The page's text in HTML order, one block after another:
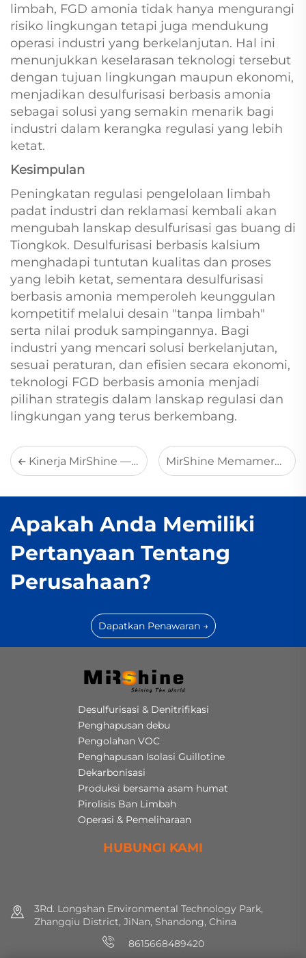
limbah, FGD amonia tidak hanya mengurangi
risiko lingkungan tetapi juga mendukung
operasi industri yang berkelanjutan. Hal ini
menunjukkan keselarasan teknologi tersebut
dengan tujuan lingkungan maupun ekonomi,
menjadikan desulfurisasi berbasis amonia
sebagai solusi yang semakin menarik bagi
industri dalam kerangka regulasi yang lebih
ketat.
Kesimpulan
Peningkatan regulasi pengelolaan limbah
padat industri dan reklamasi kembali akan
mengubah lanskap desulfurisasi gas buang di
Tiongkok. Desulfurisasi berbasis kalsium
menghadapi tuntutan kualitas dan proses
yang lebih ketat, sementara desulfurisasi
berbasis amonia memperoleh keunggulan
kompetitif melalui desain "tanpa limbah"
serta nilai produk sampingannya. Bagi
industri yang mencari solusi berkelanjutan,
sesuai peraturan, dan efisien secara ekonomi,
teknologi FGD berbasis amonia menjadi
pilihan strategis dalam lanskap regulasi dan
lingkungan yang terus berkembang.
Kinerja MirShine — Fujian Yongrong: Proyek Desulfurisasi Berbasis Amonia Satuan Tunggal Terbesar di Tiongkok MirShine Memamerkan Teknologi Desulfurisasi Berbasis Amonia Ultra-Bersih Canggih pada Konferensi Industri Peralatan Minyak dan Kimia China 2025
Apakah Anda Memiliki
Pertanyaan Tentang
Perusahaan?
Dapatkan Penawaran →
Desulfurisasi & Denitrifikasi
Penghapusan debu
Pengolahan VOC
Penghapusan Isolasi Guillotine
Dekarbonisasi
Produksi bersama asam humat
Pirolisis Ban Limbah
Operasi & Pemeliharaan
HUBUNGI KAMI
3Rd. Longshan Environmental Technology Park,
Zhangqiu District, JiNan, Shandong, China
8615668489420